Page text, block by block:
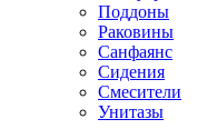
Поддоны
Раковины
Санфаянс
Сидения
Смесители
Унитазы